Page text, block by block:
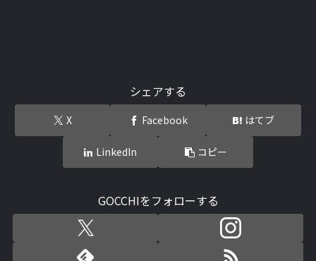
シェアする
X Facebook はてブ
LinkedIn コピー
GOCCHIをフォローする